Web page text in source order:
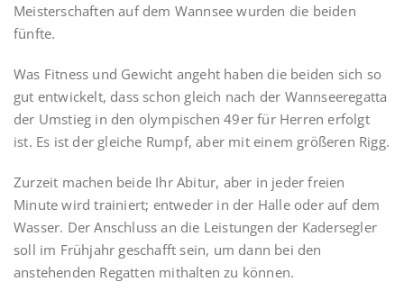
Meisterschaften auf dem Wannsee wurden die beiden
fünfte.
Was Fitness und Gewicht angeht haben die beiden sich so
gut entwickelt, dass schon gleich nach der Wannseeregatta
der Umstieg in den olympischen 49er für Herren erfolgt
ist. Es ist der gleiche Rumpf, aber mit einem größeren Rigg.
Zurzeit machen beide Ihr Abitur, aber in jeder freien
Minute wird trainiert; entweder in der Halle oder auf dem
Wasser. Der Anschluss an die Leistungen der Kadersegler
soll im Frühjahr geschafft sein, um dann bei den
anstehenden Regatten mithalten zu können.